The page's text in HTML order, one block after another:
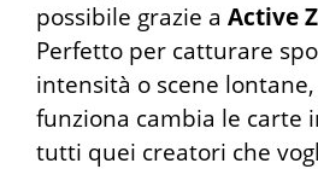
possibile grazie a Active
Perfetto per catturare
intensità o scene
funziona cambia le carte
tutti quei creatori che